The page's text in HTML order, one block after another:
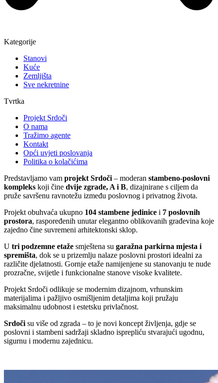
Kategorije
Stanovi
Kuće
Zemljišta
Sve nekretnine
Tvrtka
Projekt Srdoči
O nama
Tražimo agente
Kontakt
Opći uvjeti poslovanja
Politika o kolačićima
Predstavljamo vam projekt Srdoči – moderan stambeno-poslovni
kompleks koji čine dvije zgrade, A i B, dizajnirane s ciljem da
pruže savršenu ravnotežu između poslovnog i privatnog života.
Projekt obuhvaća ukupno 104 stambene jedinice i 7 poslovnih
prostora, raspoređenih unutar elegantno oblikovanih građevina koje
zajedno čine suvremeni arhitektonski sklop.
U tri podzemne etaže smještena su garažna parkirna mjesta i
spremišta, dok se u prizemlju nalaze poslovni prostori idealni za
različite djelatnosti. Gornje etaže namijenjene su stanovanju te nude
prozračne, svijetle i funkcionalne stanove visoke kvalitete.
Projekt Srdoči odlikuje se modernim dizajnom, vrhunskim
materijalima i pažljivo osmišljenim detaljima koji pružaju
maksimalnu udobnost i estetsku privlačnost.
Srdoči su više od zgrada – to je novi koncept življenja, gdje se
poslovni i stambeni sadržaji skladno isprepliću stvarajući ugodnu,
sigurnu i modernu zajednicu.